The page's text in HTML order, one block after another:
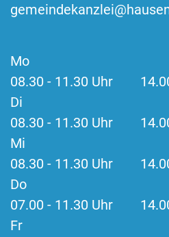
Mo
08.30 - 11.30 Uhr
Di
08.30 - 11.30 Uhr
Mi
08.30 - 11.30 Uhr
Do
07.00 - 11.30 Uhr
Fr